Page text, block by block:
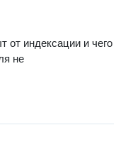
от индексации и чего
не